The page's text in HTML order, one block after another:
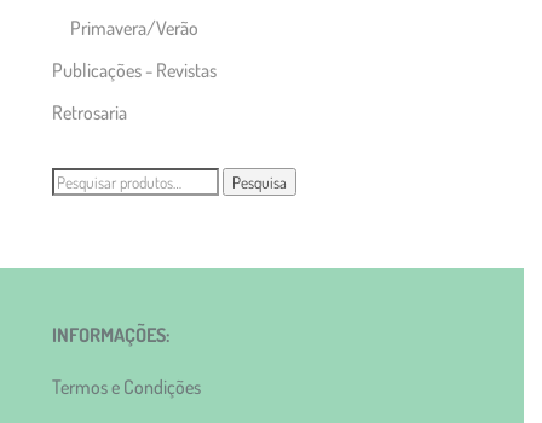
Primavera/Verão
Publicações - Revistas
Retrosaria
Pesquisar
Pesquisa
INFORMAÇÕES:
Termos e Condições